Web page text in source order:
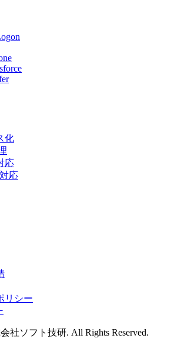
化
応
応
リシー
社ソフト技研. All Rights Reserved.